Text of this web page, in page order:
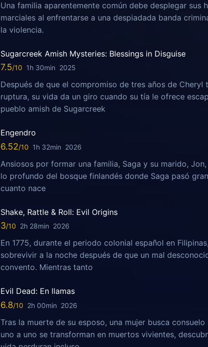
Una familia aparentemente común debe desplegar sus
marciales al enfrentarse a una despiadada banda
la violencia.
Sugarcreek Amish Mysteries: Blessings in Disguise
7.5 1h 30min 2025
Después de que el compromiso de tres años de Cheryl
ruptura, su vida da un giro cuando su tía le ofrece
pueblo amish de Sugarcreek
Engendro
6.52 1h 32min 2026
Ansiosos por formar una familia, Saga y su marido,
lo profundo del bosque finlandés donde Saga pasó
cuanto nace
Shake, Rattle & Roll: Evil Origins
3 2h 28min 2026
En 1775, durante el periodo colonial español en
sobrevivir a la noche después de que un mal
convento. Mientras tanto
Evil Dead: En llamas
6.8 2h 00min 2026
Tras la muerte de su esposo, una mujer busca
uno a uno se transforman en muertos vivientes,